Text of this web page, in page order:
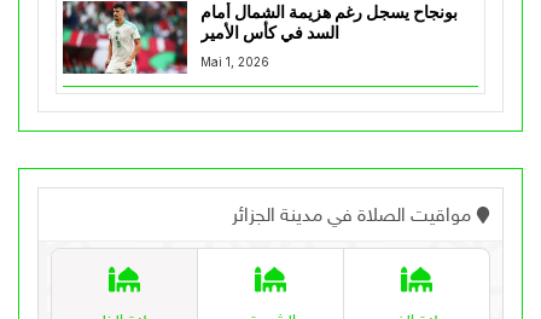
بونجاح يسجل رغم هزيمة الشمال أمام
السد في كأس الأمير
Mai 1, 2026